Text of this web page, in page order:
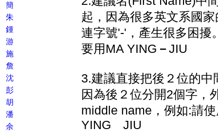
簡
朱
鍾
游
施
詹
沈
彭
胡
潘
余
起，因為很多英文系國
連字號'-'，產生很多困擾
要用MA YING －JIU
3.建議直接把後２位的
因為後２位分開2個字，
middle name，例如:請
YING JIU